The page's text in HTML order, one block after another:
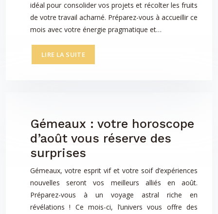
idéal pour consolider vos projets et récolter les fruits
de votre travail acharné. Préparez-vous à accueillir ce
mois avec votre énergie pragmatique et…
LIRE LA SUITE
Gémeaux : votre horoscope
d’août vous réserve des
surprises
Gémeaux, votre esprit vif et votre soif d’expériences
nouvelles seront vos meilleurs alliés en août.
Préparez-vous à un voyage astral riche en
révélations ! Ce mois-ci, l’univers vous offre des